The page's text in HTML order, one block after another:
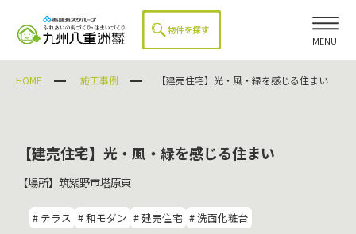
MENU
HOME 施工事例 【建売住宅】光・風・緑を感じる住まい
【建売住宅】光・風・緑を感じる住まい
【場所】筑紫野市塔原東
# テラス # 和モダン # 建売住宅 # 洗面化粧台